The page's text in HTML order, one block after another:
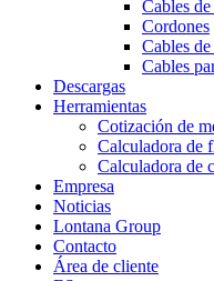
Cables
Cordones
Cables
Cables
Descargas
Herramientas
Cotización de
Calculadora de
Calculadora de
Empresa
Noticias
Lontana Group
Contacto
Área de cliente